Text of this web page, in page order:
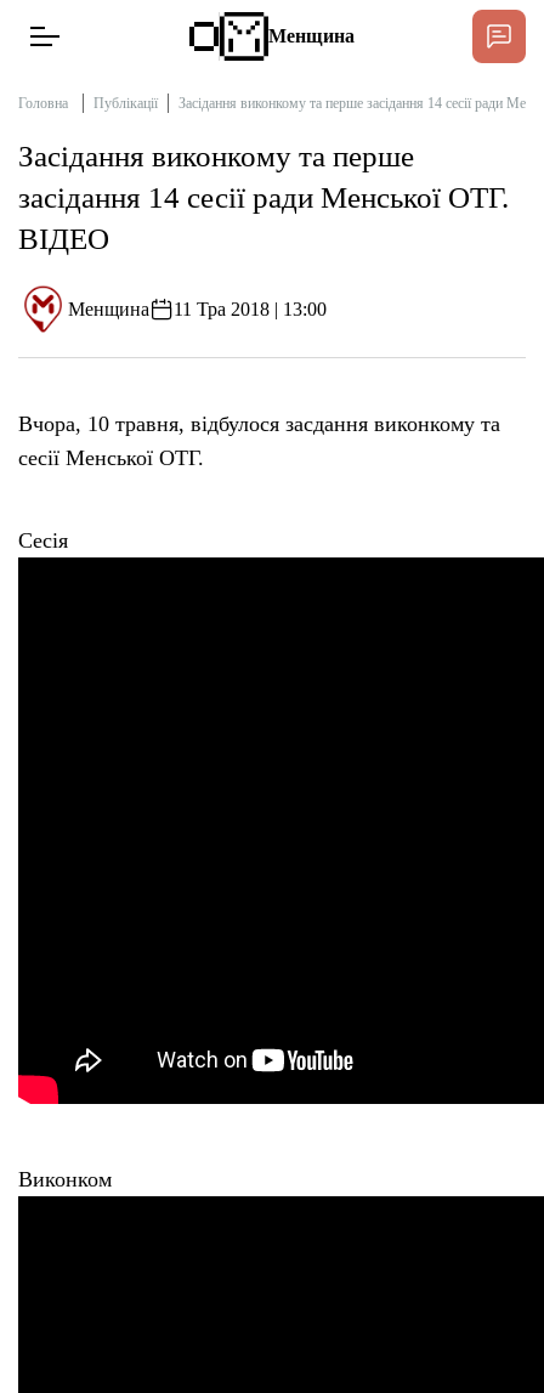
Новини
Інтерв’ю
Тексти
Про нас
Бюджет
Менщина
Головна Публікації Засідання виконкому та перше засідання 14 сесії ради
Засідання виконкому та перше
засідання 14 сесії ради Менської ОТГ.
ВІДЕО
Менщина 11 Тра 2018 | 13:00
Вчора, 10 травня, відбулося засдання виконкому та
сесії Менської ОТГ.
Сесія
Виконком